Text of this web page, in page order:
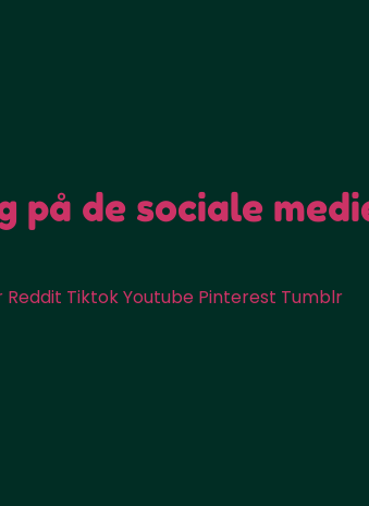
på de sociale
Reddit TiktokYoutube Pinterest Tumblr